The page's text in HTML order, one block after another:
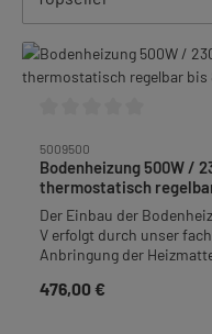
5009500
Bodenheizung 500W /
thermostatisch
Der Einbau der
V erfolgt durch unser
Anbringung der
Wärmeverlust zu
Regulärer Preis:
476,00 €